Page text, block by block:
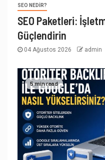
SEO NEDIR?
SEO Paketleri:
Güçlendirin
04 Ağustos 2026 admin
5 min read